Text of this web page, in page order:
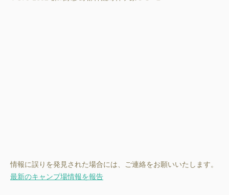
情報に誤りを発見された場合には、ご連絡をお願いいたします。
最新のキャンプ場情報を報告